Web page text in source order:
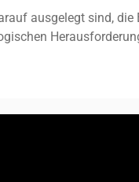
ausgelegt sind,